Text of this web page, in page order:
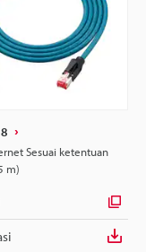
Sesuai ketentuan
m)